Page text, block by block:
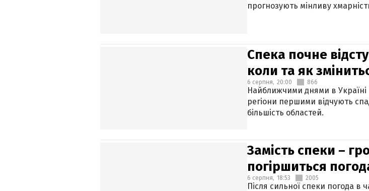
прогнозують мінливу
Спека почне
коли та як
6 серпня, 20:00 866
Найближчими днями в Україні
регіони першими відчують
більшість областей.
Замість спеки –
погіршиться
6 серпня, 18:53 2005
Після сильної спеки погода в